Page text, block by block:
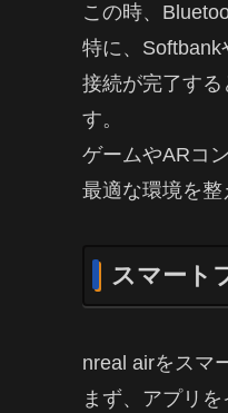
この時、
特に、Softbank
接続が完了す
す。
ゲームやARコ
最適な環境を整
スマート
nreal airをスマ
まず、アプリ